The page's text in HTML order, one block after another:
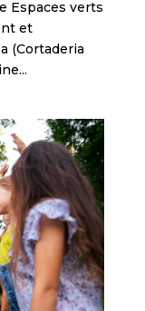
Espaces verts
et
(Cortaderia